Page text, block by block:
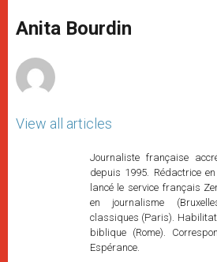
p
p
g
e
o
k
r
Anita Bourdin
View all articles
Journaliste française
depuis 1995. Rédactrice
lancé le service français
en journalisme
classiques (Paris).
biblique (Rome).
Espérance.